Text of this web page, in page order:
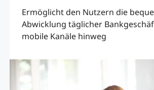
Ermöglicht den Nutzern die
Abwicklung täglicher
mobile Kanäle hinweg